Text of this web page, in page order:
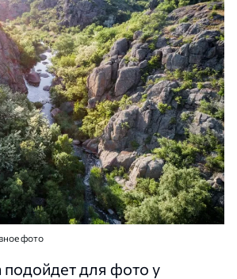
фото
для фото у